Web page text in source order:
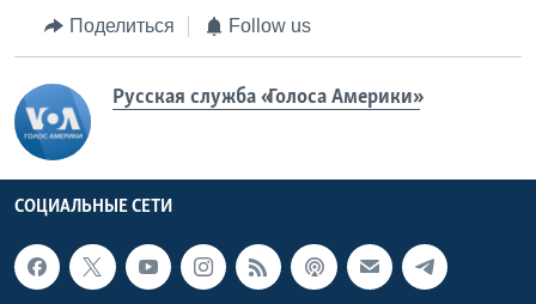
Поделиться Follow us
Русская служба «Голоса Америки»
СОЦИАЛЬНЫЕ СЕТИ